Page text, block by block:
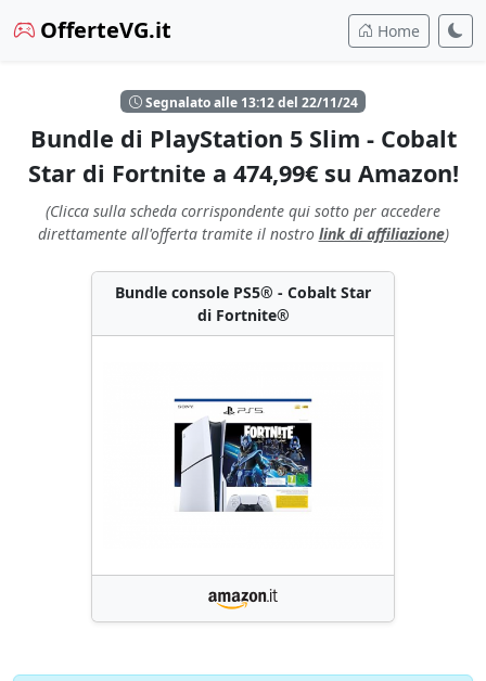
OfferteVG.it Home
Segnalato alle 13:12 del 22/11/24
Bundle di PlayStation 5 Slim - Cobalt
Star di Fortnite a 474,99€ su Amazon!
(Clicca sulla scheda corrispondente qui sotto per accedere
direttamente all'offerta tramite il nostro link di affiliazione)
Bundle console PS5® - Cobalt Star
di Fortnite®